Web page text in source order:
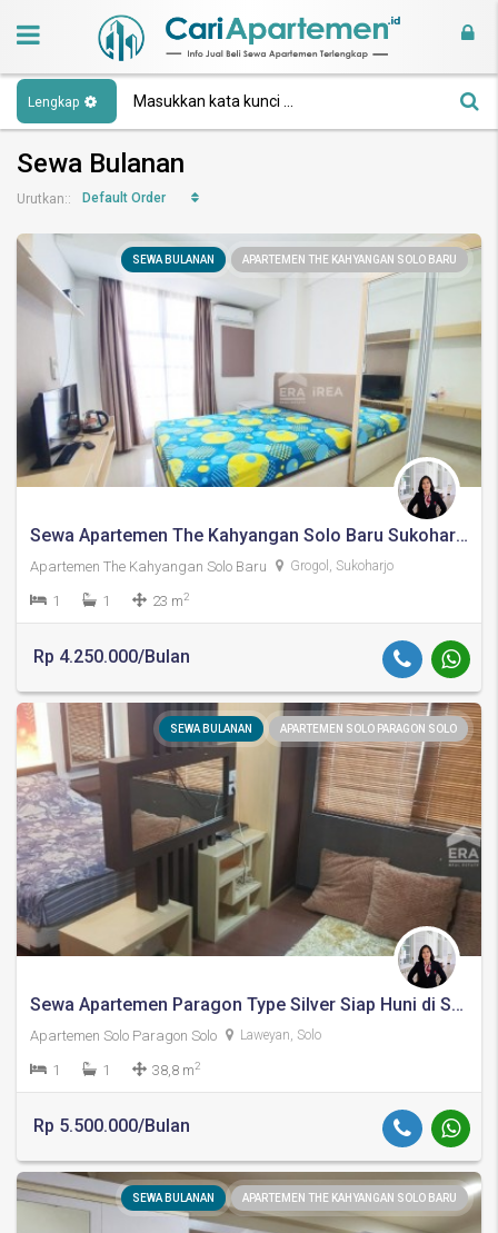
Lengkap
Sewa Bulanan
Urutkan:: Default Order
SEWA BULANAN APARTEMEN THE KAHYANGAN SOLO BARU
Sewa Apartemen The Kahyangan Solo Baru Sukoharjo
Apartemen The Kahyangan Solo Baru Grogol, Sukoharjo
1 1 23 m2
Rp 4.250.000/Bulan
SEWA BULANAN APARTEMEN SOLO PARAGON SOLO
Sewa Apartemen Paragon Type Silver Siap Huni di Solo
Apartemen Solo Paragon Solo Laweyan, Solo
1 1 38,8 m2
Rp 5.500.000/Bulan
SEWA BULANAN APARTEMEN THE KAHYANGAN SOLO BARU